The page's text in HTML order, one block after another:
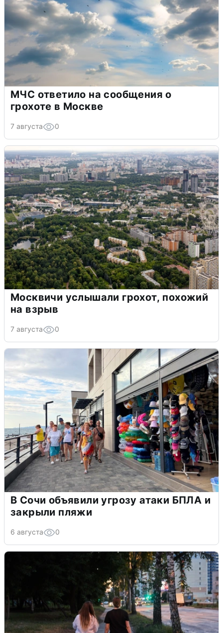
МЧС ответило на сообщения о
грохоте в Москве
7 августа 0
Москвичи услышали грохот, похожий
на взрыв
7 августа 0
В Сочи объявили угрозу атаки БПЛА и
закрыли пляжи
6 августа 0